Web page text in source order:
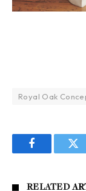
Royal Oak
Facebook
RELATED